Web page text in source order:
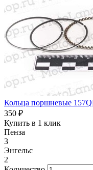
Кольца поршневые
350 ₽
Купить в 1 клик
Пенза
3
Энгельс
2